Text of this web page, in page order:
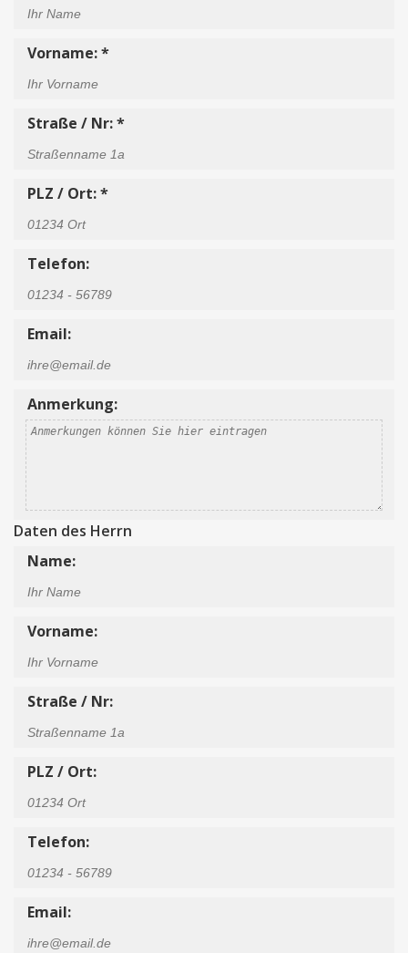
Vorname: *
Straße / Nr: *
PLZ / Ort: *
Telefon:
Email:
Anmerkung:
Daten des Herrn
Name:
Vorname:
Straße / Nr:
PLZ / Ort:
Telefon:
Email: